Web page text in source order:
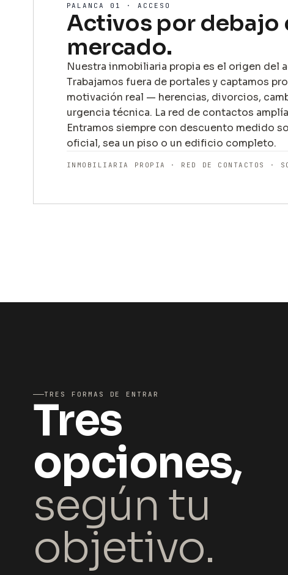
PALANCA 01 · ACCESO
Activos por debajo
mercado.
Nuestra inmobiliaria propia es el origen del
Trabajamos fuera de portales y captamos
motivación real — herencias, divorcios,
urgencia técnica. La red de contactos
Entramos siempre con descuento medido
oficial, sea un piso o un edificio completo.
INMOBILIARIA PROPIA · RED DE CONTACTOS ·
TRES FORMAS DE ENTRAR
Tres
opciones,
según tu
objetivo.